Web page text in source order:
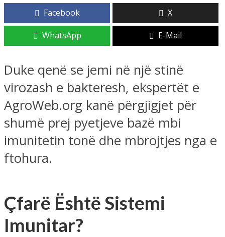
Facebook X
WhatsApp E-Mail
Duke qenë se jemi në një stinë
virozash e bakteresh, ekspertët e
AgroWeb.org kanë përgjigjet për
shumë prej pyetjeve bazë mbi
imunitetin tonë dhe mbrojtjes nga e
ftohura.
Çfarë Është Sistemi
Imunitar?